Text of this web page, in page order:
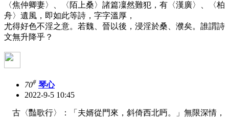
〈焦仲卿妻〉、〈陌上桑〉諸篇凜然難犯，有〈漢廣〉、〈柏
舟〉遺風，即如此等詩，字字溫厚，
尤得好色不淫之意。若魏、晉以後，浸淫於桑、濮矣。誰謂詩
文無升降乎？
70# 琴心
2022-9-5 10:45
古〈豔歌行〉：「夫婿從門來，斜倚西北眄。」無限深情，